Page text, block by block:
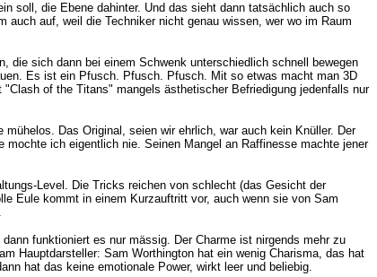
soll, die Ebene dahinter. Und das sieht dann tatsächlich auch so
auf, weil die Techniker nicht genau wissen, wer wo im Raum
die sich dann bei einem Schwenk unterschiedlich schnell bewegen
Es ist ein Pfusch. Pfusch. Pfusch. Mit so etwas macht man 3D
of the Titans" mangels ästhetischer Befriedigung jedenfalls nur
Das Original, seien wir ehrlich, war auch kein Knüller. Der
ich eigentlich nie. Seinen Mangel an Raffinesse machte jener
Level. Die Tricks reichen von schlecht (das Gesicht der
Eule kommt in einem Kurzauftritt vor, auch wenn sie von Sam
funktioniert es nur mässig. Der Charme ist nirgends mehr zu
Hauptdarsteller: Sam Worthington hat ein wenig Charisma, das hat
hat das keine emotionale Power, wirkt leer und beliebig.